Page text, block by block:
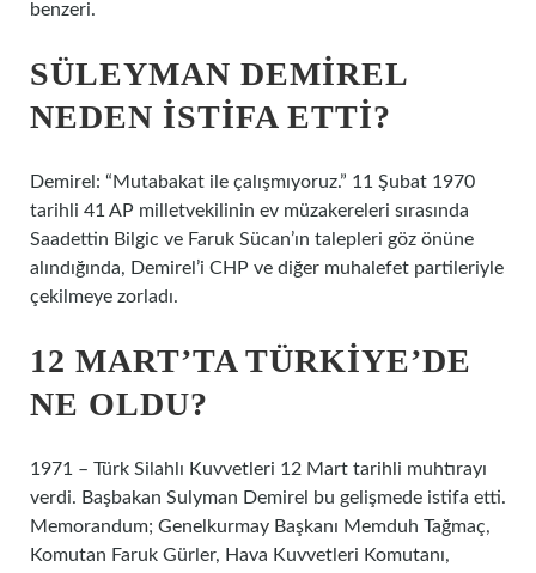
benzeri.
SÜLEYMAN DEMIREL
NEDEN ISTIFA ETTI?
Demirel: “Mutabakat ile çalışmıyoruz.” 11 Şubat 1970
tarihli 41 AP milletvekilinin ev müzakereleri sırasında
Saadettin Bilgic ve Faruk Sücan’ın talepleri göz önüne
alındığında, Demirel’i CHP ve diğer muhalefet partileriyle
çekilmeye zorladı.
12 MART’TA TÜRKIYE’DE
NE OLDU?
1971 – Türk Silahlı Kuvvetleri 12 Mart tarihli muhtırayı
verdi. Başbakan Sulyman Demirel bu gelişmede istifa etti.
Memorandum; Genelkurmay Başkanı Memduh Tağmaç,
Komutan Faruk Gürler, Hava Kuvvetleri Komutanı,